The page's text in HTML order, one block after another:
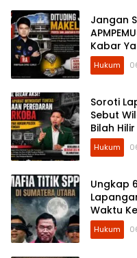
Jangan
Kabar
Hukum
Soroti
Sebut
Bilah
Hukum
Ungkap
Waktu
Hukum